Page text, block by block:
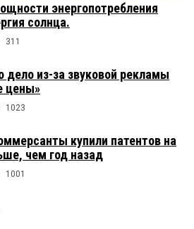
энергопотребления
солнца.
311
из-за звуковой рекламы
цены»
1023
купили патентов на
чем год назад
1001